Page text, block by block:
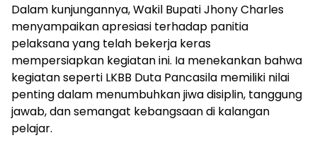
Dalam kunjungannya, Wakil Bupati Jhony Charles
menyampaikan apresiasi terhadap panitia
pelaksana yang telah bekerja keras
mempersiapkan kegiatan ini. Ia menekankan bahwa
kegiatan seperti LKBB Duta Pancasila memiliki nilai
penting dalam menumbuhkan jiwa disiplin, tanggung
jawab, dan semangat kebangsaan di kalangan
pelajar.